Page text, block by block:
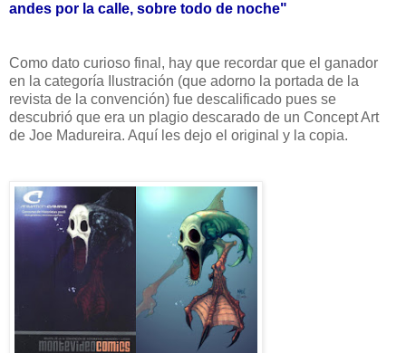
andes por la calle, sobre todo de noche"
Como dato curioso final, hay que recordar que el ganador
en la categoría Ilustración (que adorno la portada de la
revista de la convención) fue descalificado pues se
descubrió que era un plagio descarado de un Concept Art
de Joe Madureira. Aquí les dejo el original y la copia.